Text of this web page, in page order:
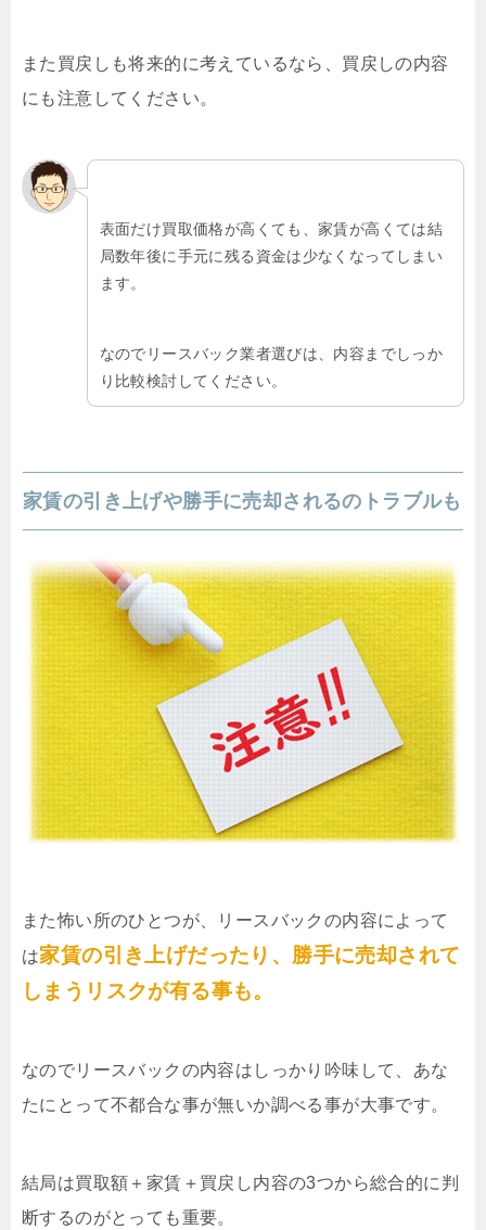
また買戻しも将来的に考えているなら、買戻しの内容
にも注意してください。
表面だけ買取価格が高くても、家賃が高くては結
局数年後に手元に残る資金は少なくなってしまい
ます。
なのでリースバック業者選びは、内容までしっか
り比較検討してください。
家賃の引き上げや勝手に売却されるのトラブルも
また怖い所のひとつが、リースバックの内容によって
は家賃の引き上げだったり、勝手に売却されて
しまうリスクが有る事も。
なのでリースバックの内容はしっかり吟味して、あな
たにとって不都合な事が無いか調べる事が大事です。
結局は買取額＋家賃＋買戻し内容の3つから総合的に判
断するのがとっても重要。